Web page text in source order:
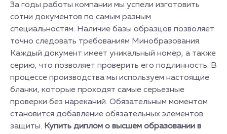
За годы работы компании мы успели изготовить
сотни документов по самым разным
специальностям. Наличие базы образцов позволяет
точно следовать требованиям Минобразования.
Каждый документ имеет уникальный номер, а также
серию, что позволяет проверить его подлинность. В
процессе производства мы используем настоящие
бланки, которые проходят самые серьезные
проверки без нареканий. Обязательным моментом
становится добавление обязательных элементов
защиты. Купить диплом о высшем образовании в